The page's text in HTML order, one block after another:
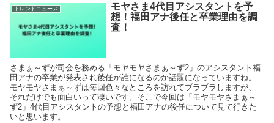
トレンドニュース
モヤさま4代目アシスタントを予
想！福田アナ後任と卒業理由を調
査！
さまぁ～ずが司会を務める「モヤモヤさまぁ～ず2」のアシスタント福
田アナの卒業が発表され後任が誰になるのか話題になっていますね。
モヤモヤさまぁ～ずは毎回色々なところを訪れてブラブラしますが、
それだけでも面白いって凄いです。そこで今回は「モヤモヤさまぁ～
ず2」4代目アシスタントの予想と福田アナの後任について見て行きた
いと思います。